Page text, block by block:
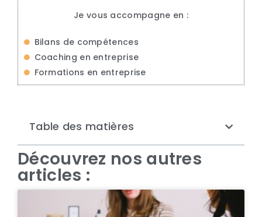
Je vous accompagne en :
Bilans de compétences
Coaching en entreprise
Formations en entreprise
Table des matières
Découvrez nos autres
articles :